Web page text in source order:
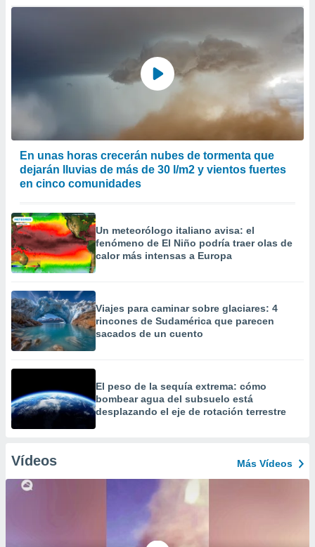
En unas horas crecerán nubes de tormenta que
dejarán lluvias de más de 30 l/m2 y vientos fuertes
en cinco comunidades
Un meteorólogo italiano avisa: el
fenómeno de El Niño podría traer olas de
calor más intensas a Europa
Viajes para caminar sobre glaciares: 4
rincones de Sudamérica que parecen
sacados de un cuento
El peso de la sequía extrema: cómo
bombear agua del subsuelo está
desplazando el eje de rotación terrestre
Vídeos Más Vídeos